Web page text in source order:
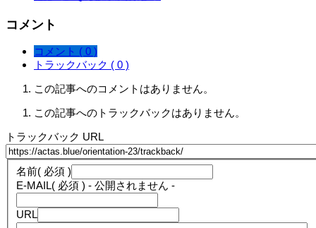
コメント
コメント ( 0 )
トラックバック ( 0 )
この記事へのコメントはありません。
この記事へのトラックバックはありません。
トラックバック URL
名前( 必須 )
E-MAIL( 必須 ) - 公開されません -
URL